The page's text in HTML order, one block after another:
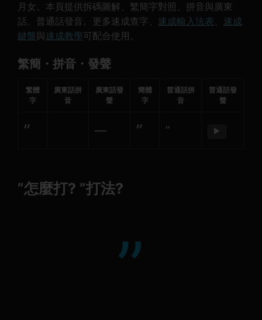
月女。本頁提供拆碼圖解、繁簡字對照、拼音與廣東
話、普通話發音。更多速成查字、 速成輸入法表、 速成
鍵盤與速成教學可配合使用。
繁簡・拼音・發聲
繁體
字
廣東話拼
音
廣東話發
聲
簡體
字
普通話拼
音
普通話發
聲
” — ” ” ▶
”怎麼打? ”打法?
”